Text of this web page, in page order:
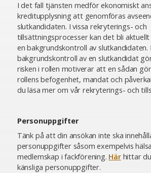
I det fall tjänsten medför ekonomiskt
kreditupplysning att genomföras
slutkandidaten. I vissa rekryterings- och
tillsättningsprocesser kan det bli
en bakgrundskontroll av slutkandidaten.
bakgrundskontroll av en slutkandidat
risken i rollen motiverar att en sådan
rollens befogenhet, mandat och
du läsa mer om vår rekryterings- och
Personuppgifter
Tänk på att din ansökan inte ska
personuppgifter såsom exempelvis
medlemskap i fackförening. Härhittar
känsliga personuppgifter.